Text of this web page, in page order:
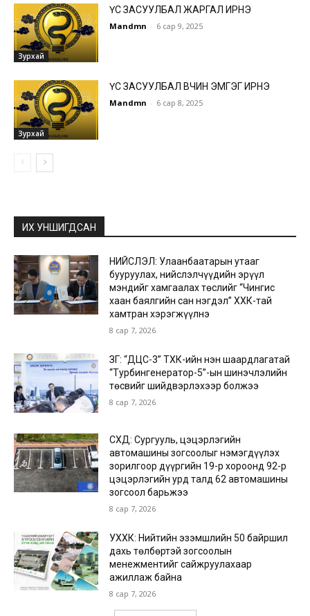
Зурхай
ҮС ЗАСУУЛБАЛ ЖАРГАЛ ИРНЭ
Mandmn - 6 сар 9, 2025
Зурхай
ҮС ЗАСУУЛБАЛ ӨВЧИН ЭМГЭГ ИРНЭ
Mandmn - 6 сар 8, 2025
ИХ УНШИГДСАН
НИЙСЛЭЛ: Улаанбаатарын утааг
бууруулах, нийслэлчүүдийн эрүүл
мэндийг хамгаалах төслийг “Чингис
хаан баялгийн сан нэгдэл” ХХК-тай
хамтран хэрэгжүүлнэ
8 сар 7, 2026
ЗГ: “ДЦС-3” ТӨХК-ийн нэн шаардлагатай
“Турбингенератор-5”-ын шинэчлэлийн
төсвийг шийдвэрлэхээр болжээ
8 сар 7, 2026
СХД: Сургууль, цэцэрлэгийн
автомашины зогсоолыг нэмэгдүүлэх
зорилгоор дүүргийн 19-р хороонд 92-р
цэцэрлэгийн урд талд 62 автомашины
зогсоол барьжээ
8 сар 7, 2026
УХХК: Нийтийн эзэмшлийн 50 байршил
дахь төлбөртэй зогсоолын
менежментийг сайжруулахаар
ажиллаж байна
8 сар 7, 2026